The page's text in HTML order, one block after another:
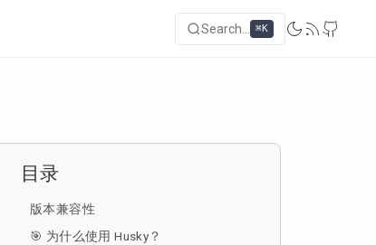
Search... ⌘K
目录
版本兼容性
🎯 为什么使用 Husky？